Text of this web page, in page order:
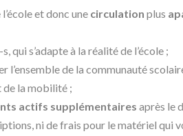
et donc une circulation plus
qui s’adapte à la réalité de l’école ;
l’ensemble de la communauté
la mobilité ;
actifs supplémentaires après le
ni de frais pour le matériel qui